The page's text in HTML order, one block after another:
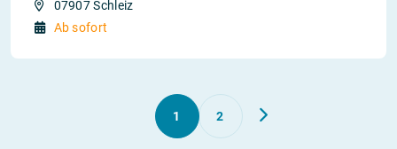
07907 Schleiz
Ab sofort
1 2